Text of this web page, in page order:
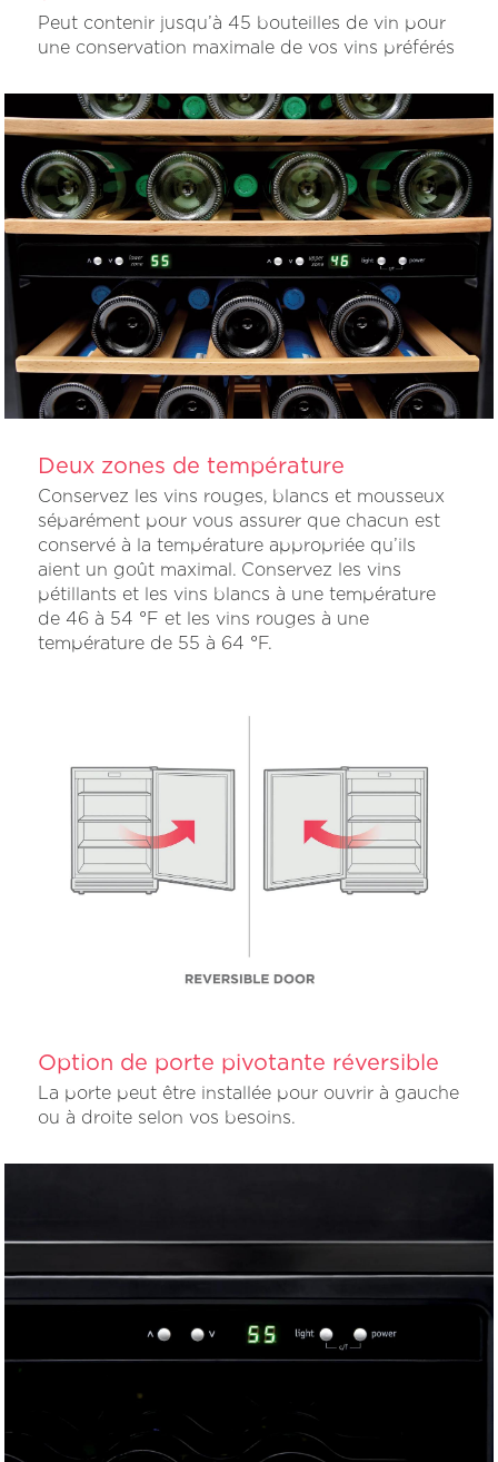
Peut contenir jusqu’à 45 bouteilles de vin pour
une conservation maximale de vos vins préférés
Deux zones de température
Conservez les vins rouges, blancs et mousseux
séparément pour vous assurer que chacun est
conservé à la température appropriée qu’ils
aient un goût maximal. Conservez les vins
pétillants et les vins blancs à une température
de 46 à 54 °F et les vins rouges à une
température de 55 à 64 °F.
Option de porte pivotante réversible
La porte peut être installée pour ouvrir à gauche
ou à droite selon vos besoins.